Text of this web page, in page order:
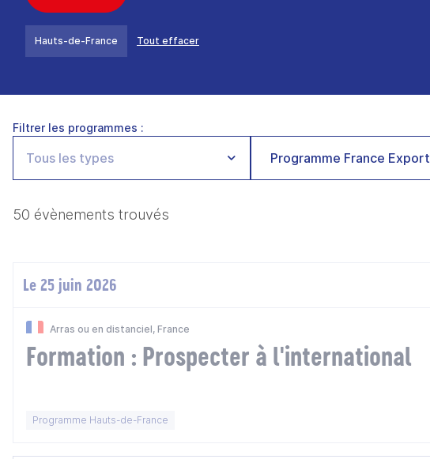
Hauts-de-France Tout effacer
Filtrer les programmes :
Programme France Export
50 évènements trouvés
Le 25 juin 2026
Arras ou en distanciel, France
Formation : Prospecter à l'international
Programme Hauts-de-France